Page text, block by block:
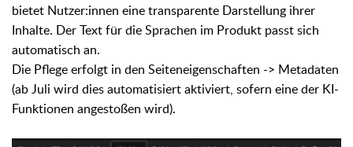
bietet Nutzer:innen eine transparente Darstellung ihrer
Inhalte. Der Text für die Sprachen im Produkt passt sich
automatisch an.
Die Pflege erfolgt in den Seiteneigenschaften -> Metadaten
(ab Juli wird dies automatisiert aktiviert, sofern eine der KI-
Funktionen angestoßen wird).